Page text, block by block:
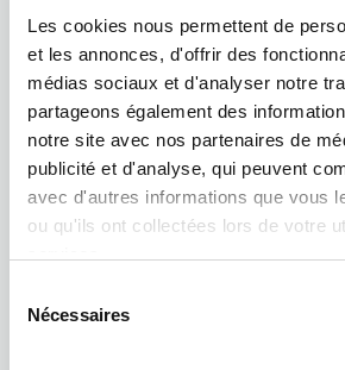
Les cookies nous permettent de
et les annonces, d'offrir des
médias sociaux et d'analyser notre
partageons également des
notre site avec nos partenaires de
publicité et d'analyse, qui peuvent
avec d'autres informations que vous
ou qu'ils ont collectées lors de votre
Nécessaires
Podcast